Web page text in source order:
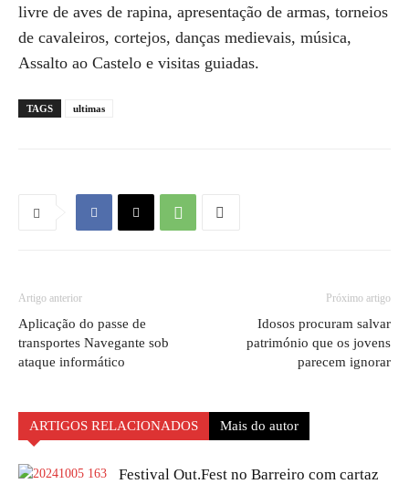
livre de aves de rapina, apresentação de armas, torneios
de cavaleiros, cortejos, danças medievais, música,
Assalto ao Castelo e visitas guiadas.
TAGS ultimas
Artigo anterior
Aplicação do passe de
transportes Navegante sob
ataque informático
Próximo artigo
Idosos procuram salvar
património que os jovens
parecem ignorar
ARTIGOS RELACIONADOS Mais do autor
Festival Out.Fest no Barreiro com cartaz